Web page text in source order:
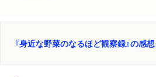
『身近な野菜のなるほど観察録』の感